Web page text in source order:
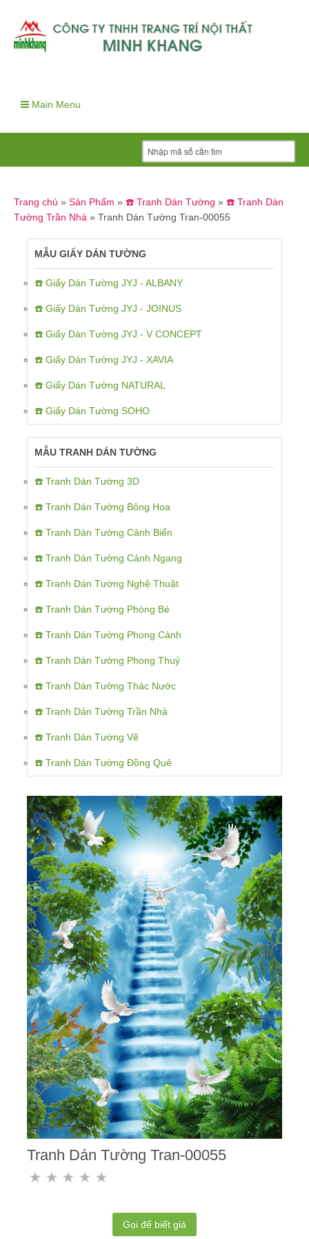
Main Menu
Trang chủ » Sản Phẩm » ☎️ Tranh Dán Tường » ☎️ Tranh Dán
Tường Trần Nhà » Tranh Dán Tường Tran-00055
MẪU GIẤY DÁN TƯỜNG
☎️ Giấy Dán Tường JYJ - ALBANY
☎️ Giấy Dán Tường JYJ - JOINUS
☎️ Giấy Dán Tường JYJ - V CONCEPT
☎️ Giấy Dán Tường JYJ - XAVIA
☎️ Giấy Dán Tường NATURAL
☎️ Giấy Dán Tường SOHO
MẪU TRANH DÁN TƯỜNG
☎️ Tranh Dán Tường 3D
☎️ Tranh Dán Tường Bông Hoa
☎️ Tranh Dán Tường Cảnh Biển
☎️ Tranh Dán Tường Cảnh Ngang
☎️ Tranh Dán Tường Nghệ Thuật
☎️ Tranh Dán Tường Phòng Bé
☎️ Tranh Dán Tường Phong Cảnh
☎️ Tranh Dán Tường Phong Thuỷ
☎️ Tranh Dán Tường Thác Nước
☎️ Tranh Dán Tường Trần Nhà
☎️ Tranh Dán Tường Vẽ
☎️ Tranh Dán Tường Đồng Quê
Tranh Dán Tường Tran-00055
Gọi để biết giá